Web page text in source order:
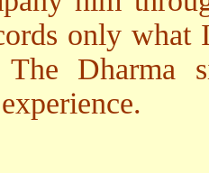
only what
The Dharma